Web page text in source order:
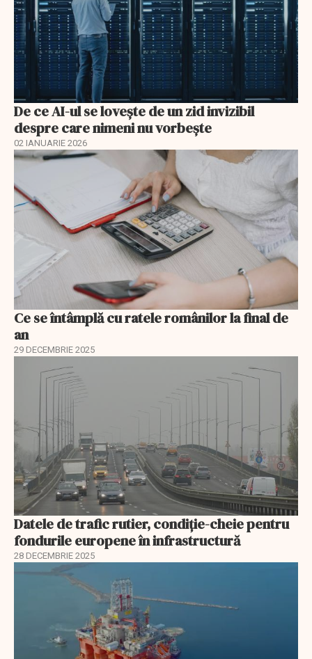
De ce AI-ul se lovește de un zid invizibil
despre care nimeni nu vorbește
02 IANUARIE 2026
Ce se întâmplă cu ratele românilor la final de
an
29 DECEMBRIE 2025
Datele de trafic rutier, condiție-cheie pentru
fondurile europene în infrastructură
28 DECEMBRIE 2025